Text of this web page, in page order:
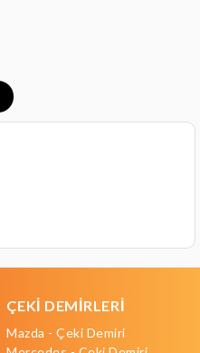
ÇEKİ DEMİRLERİ
Mazda - Çeki Demiri